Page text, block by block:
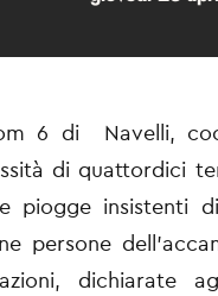
6 di Navelli,
di quattordici
piogge insistenti
persone
dichiarate